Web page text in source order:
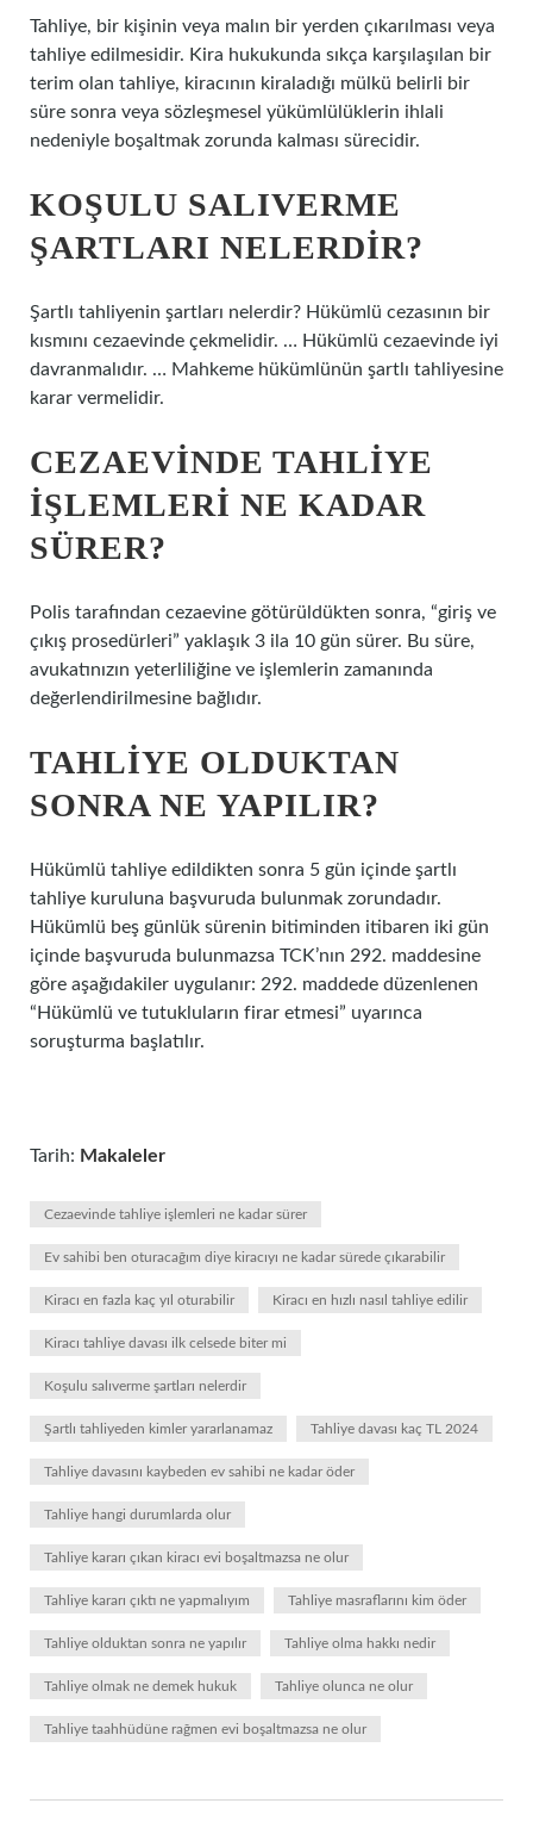
Tahliye, bir kişinin veya malın bir yerden çıkarılması veya
tahliye edilmesidir. Kira hukukunda sıkça karşılaşılan bir
terim olan tahliye, kiracının kiraladığı mülkü belirli bir
süre sonra veya sözleşmesel yükümlülüklerin ihlali
nedeniyle boşaltmak zorunda kalması sürecidir.
KOŞULU SALIVERME
ŞARTLARI NELERDIR?
Şartlı tahliyenin şartları nelerdir? Hükümlü cezasının bir
kısmını cezaevinde çekmelidir. … Hükümlü cezaevinde iyi
davranmalıdır. … Mahkeme hükümlünün şartlı tahliyesine
karar vermelidir.
CEZAEVINDE TAHLIYE
IŞLEMLERI NE KADAR
SÜRER?
Polis tarafından cezaevine götürüldükten sonra, “giriş ve
çıkış prosedürleri” yaklaşık 3 ila 10 gün sürer. Bu süre,
avukatınızın yeterliliğine ve işlemlerin zamanında
değerlendirilmesine bağlıdır.
TAHLIYE OLDUKTAN
SONRA NE YAPILIR?
Hükümlü tahliye edildikten sonra 5 gün içinde şartlı
tahliye kuruluna başvuruda bulunmak zorundadır.
Hükümlü beş günlük sürenin bitiminden itibaren iki gün
içinde başvuruda bulunmazsa TCK’nın 292. maddesine
göre aşağıdakiler uygulanır: 292. maddede düzenlenen
“Hükümlü ve tutukluların firar etmesi” uyarınca
soruşturma başlatılır.
Tarih: Makaleler
Cezaevinde tahliye işlemleri ne kadar sürer
Ev sahibi ben oturacağım diye kiracıyı ne kadar sürede çıkarabilir
Kiracı en fazla kaç yıl oturabilir Kiracı en hızlı nasıl tahliye edilir
Kiracı tahliye davası ilk celsede biter mi
Koşulu salıverme şartları nelerdir
Şartlı tahliyeden kimler yararlanamaz Tahliye davası kaç TL 2024
Tahliye davasını kaybeden ev sahibi ne kadar öder
Tahliye hangi durumlarda olur
Tahliye kararı çıkan kiracı evi boşaltmazsa ne olur
Tahliye kararı çıktı ne yapmalıyım Tahliye masraflarını kim öder
Tahliye olduktan sonra ne yapılır Tahliye olma hakkı nedir
Tahliye olmak ne demek hukuk Tahliye olunca ne olur
Tahliye taahhüdüne rağmen evi boşaltmazsa ne olur